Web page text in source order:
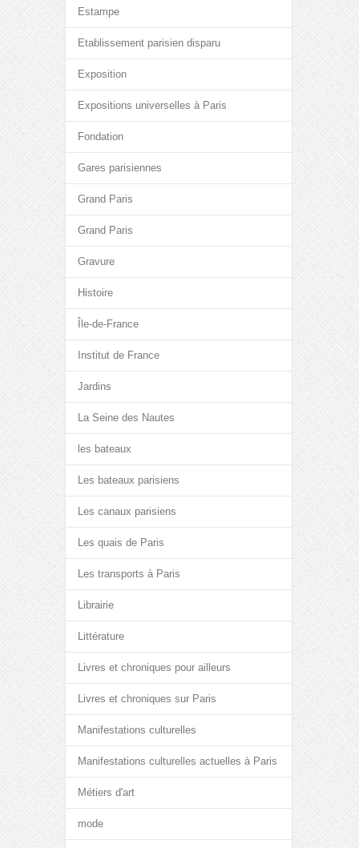
Estampe
Etablissement parisien disparu
Exposition
Expositions universelles à Paris
Fondation
Gares parisiennes
Grand Paris
Grand Paris
Gravure
Histoire
Île-de-France
Institut de France
Jardins
La Seine des Nautes
les bateaux
Les bateaux parisiens
Les canaux parisiens
Les quais de Paris
Les transports à Paris
Librairie
Littérature
Livres et chroniques pour ailleurs
Livres et chroniques sur Paris
Manifestations culturelles
Manifestations culturelles actuelles à Paris
Métiers d'art
mode